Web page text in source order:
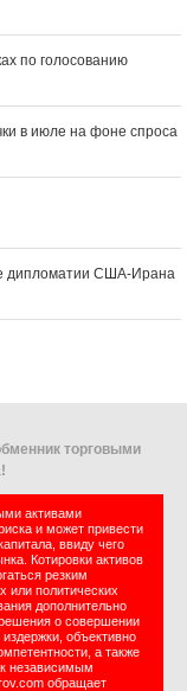
по голосованию
в июле на фоне спроса
дипломатии США‑Ирана
торговыми
активами
и может привести
ввиду чего
Котировки активов
резким
или политических
дополнительно
о совершении
объективно
а также
независимым
обращает